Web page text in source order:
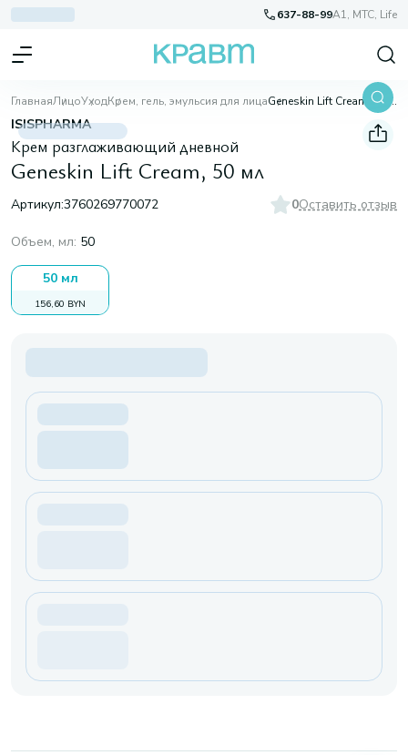
637-88-99A1, МТС, Life
ГлавнаяЛицоУходКрем, гель, эмульсия для лица Geneskin Lift Cream, 50 мл
ISISPHARMA
Крем разглаживающий дневной
Geneskin Lift Cream, 50 мл
Артикул:3760269770072 0Оставить отзыв
Объем, мл: 50
50 мл
156,60 BYN